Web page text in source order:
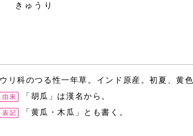
きゅうり
ウリ科のつる性一年草。インド原産。初夏、黄
「胡瓜」は漢名から。
「黄瓜・木瓜」とも書く。